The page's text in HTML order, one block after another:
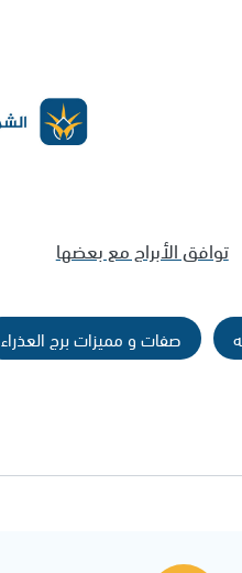
توافق الأبراج مع بعضها
صفات و مميزات برج العذراء